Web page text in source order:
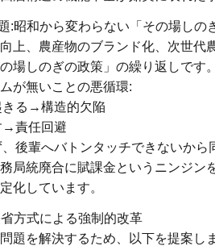
:昭和から変わらない「その場しの
上、農産物のブランド化、次世代
場しのぎの政策」の繰り返しです
が無いことの悪循環:
きる→構造的欠陥
→責任回避
後輩へバトンタッチできないから
局統廃合に賦課金というニンジ
化しています。
方式による強制的改革
題を解決するため、以下を提案し